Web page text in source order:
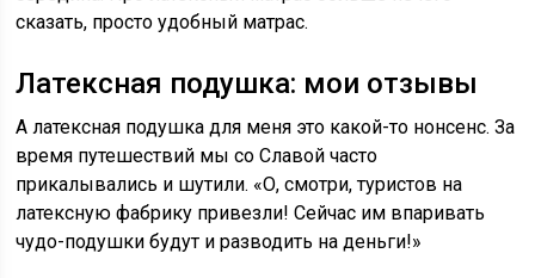
сказать, просто удобный матрас.
Латексная подушка: мои отзывы
А латексная подушка для меня это какой-то нонсенс. За
время путешествий мы со Славой часто
прикалывались и шутили. «О, смотри, туристов на
латексную фабрику привезли! Сейчас им впаривать
чудо-подушки будут и разводить на деньги!»